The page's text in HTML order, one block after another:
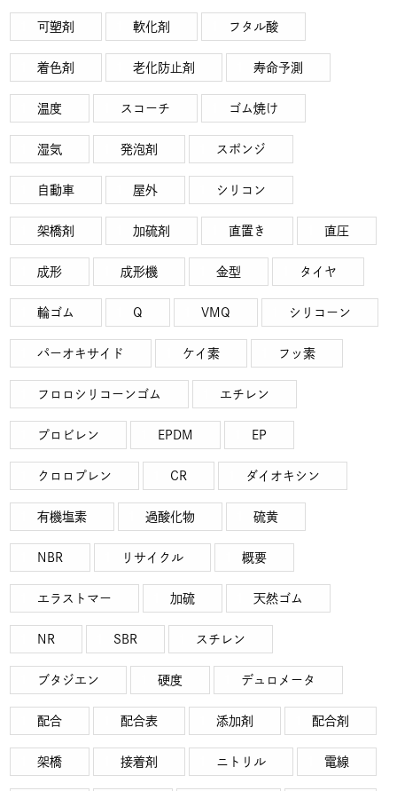
可塑剤 軟化剤 フタル酸
着色剤 老化防止剤 寿命予測
温度 スコーチ ゴム焼け
湿気 発泡剤 スポンジ
自動車 屋外 シリコン
架橋剤 加硫剤 直置き 直圧
成形 成形機 金型 タイヤ
輪ゴム Q VMQ シリコーン
パーオキサイド ケイ素 フッ素
フロロシリコーンゴム エチレン
プロビレン EPDM EP
クロロプレン CR ダイオキシン
有機塩素 過酸化物 硫黄
NBR リサイクル 概要
エラストマー 加硫 天然ゴム
NR SBR スチレン
ブタジエン 硬度 デュロメータ
配合 配合表 添加剤 配合剤
架橋 接着剤 ニトリル 電線